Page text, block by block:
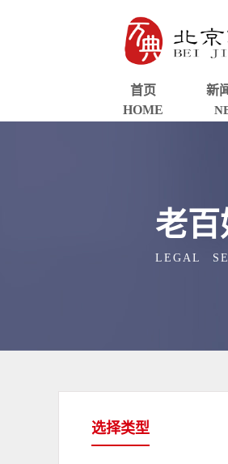
首页
HOME
新
老
LEGAL
选择类型